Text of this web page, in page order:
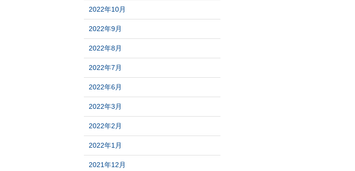
2022年10月
2022年9月
2022年8月
2022年7月
2022年6月
2022年3月
2022年2月
2022年1月
2021年12月